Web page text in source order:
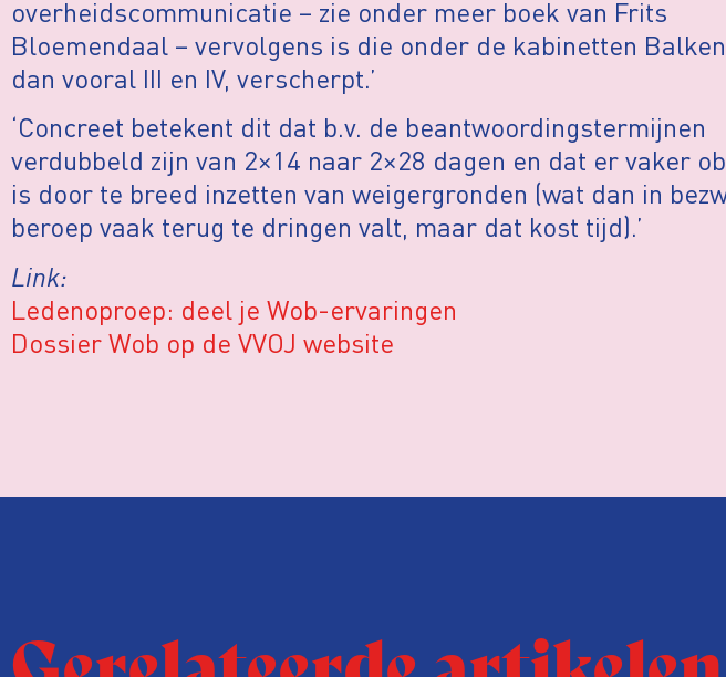
overheidscommunicatie – zie onder meer boek van Frits
Bloemendaal – vervolgens is die onder de kabinetten
dan vooral III en IV, verscherpt.’
‘Concreet betekent dit dat b.v. de beantwoordingstermijnen
verdubbeld zijn van 2×14 naar 2×28 dagen en dat er vaker
is door te breed inzetten van weigergronden (wat dan in
beroep vaak terug te dringen valt, maar dat kost tijd).’
Link:
Ledenoproep: deel je Wob-ervaringen
Dossier Wob op de VVOJ website